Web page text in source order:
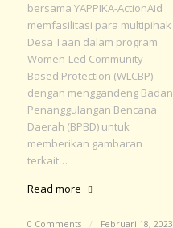
bersama YAPPIKA-ActionAid
memfasilitasi para multipihak
Desa Taan dalam program
Women-Led Community
Based Protection (WLCBP)
dengan menggandeng Badan
Penanggulangan Bencana
Daerah (BPBD) untuk
memberikan gambaran
terkait…
Read more
0 Comments / Februari 18, 2023